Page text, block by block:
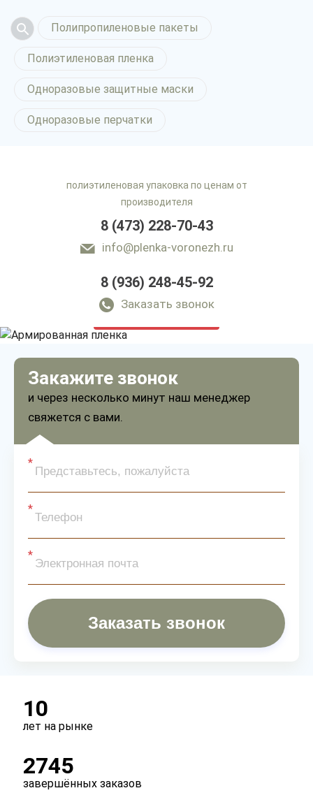
Полипропиленовые пакеты
Полиэтиленовая пленка
Одноразовые защитные маски
Одноразовые перчатки
полиэтиленовая упаковка по ценам от
производителя
8 (473) 228-70-43
info@plenka-voronezh.ru
8 (936) 248-45-92
Заказать звонок
Армированная пленка
в Воронеже
Закажите звонок
и через несколько минут наш менеджер
свяжется с вами.
Заказать звонок
10
лет на рынке
2745
завершённых заказов